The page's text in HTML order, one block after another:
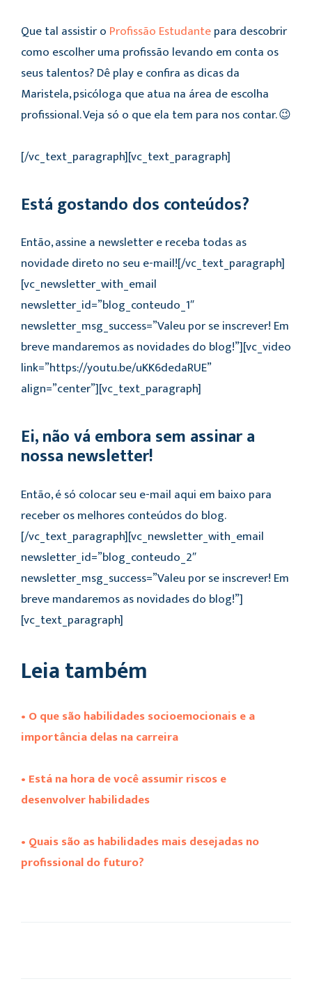
Que tal assistir o Profissão Estudantepara descobrir
como escolher uma profissão levando em conta os
seus talentos? Dê play e confira as dicas da
Maristela, psicóloga que atua na área de escolha
profissional. Veja só o que ela tem para nos contar. 😉
[/vc_text_paragraph][vc_text_paragraph]
Está gostando dos conteúdos?
Então, assine a newsletter e receba todas as
novidade direto no seu e-mail![/vc_text_paragraph]
[vc_newsletter_with_email
newsletter_id=”blog_conteudo_1″
newsletter_msg_success=”Valeu por se inscrever! Em
breve mandaremos as novidades do blog!”][vc_video
link=”https://youtu.be/uKK6dedaRUE”
align=”center”][vc_text_paragraph]
Ei, não vá embora sem assinar a
nossa newsletter!
Então, é só colocar seu e-mail aqui em baixo para
receber os melhores conteúdos do blog.
[/vc_text_paragraph][vc_newsletter_with_email
newsletter_id=”blog_conteudo_2″
newsletter_msg_success=”Valeu por se inscrever! Em
breve mandaremos as novidades do blog!”]
[vc_text_paragraph]
Leia também
• O que são habilidades socioemocionais e a
importância delas na carreira
• Está na hora de você assumir riscos e
desenvolver habilidades
• Quais são as habilidades mais desejadas no
profissional do futuro?